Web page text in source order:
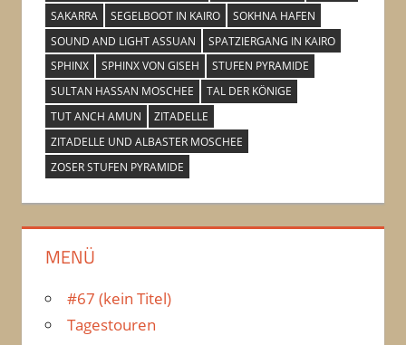
SAKARRA
SEGELBOOT IN KAIRO
SOKHNA HAFEN
SOUND AND LIGHT ASSUAN
SPATZIERGANG IN KAIRO
SPHINX
SPHINX VON GISEH
STUFEN PYRAMIDE
SULTAN HASSAN MOSCHEE
TAL DER KÖNIGE
TUT ANCH AMUN
ZITADELLE
ZITADELLE UND ALBASTER MOSCHEE
ZOSER STUFEN PYRAMIDE
MENÜ
#67 (kein Titel)
Tagestouren